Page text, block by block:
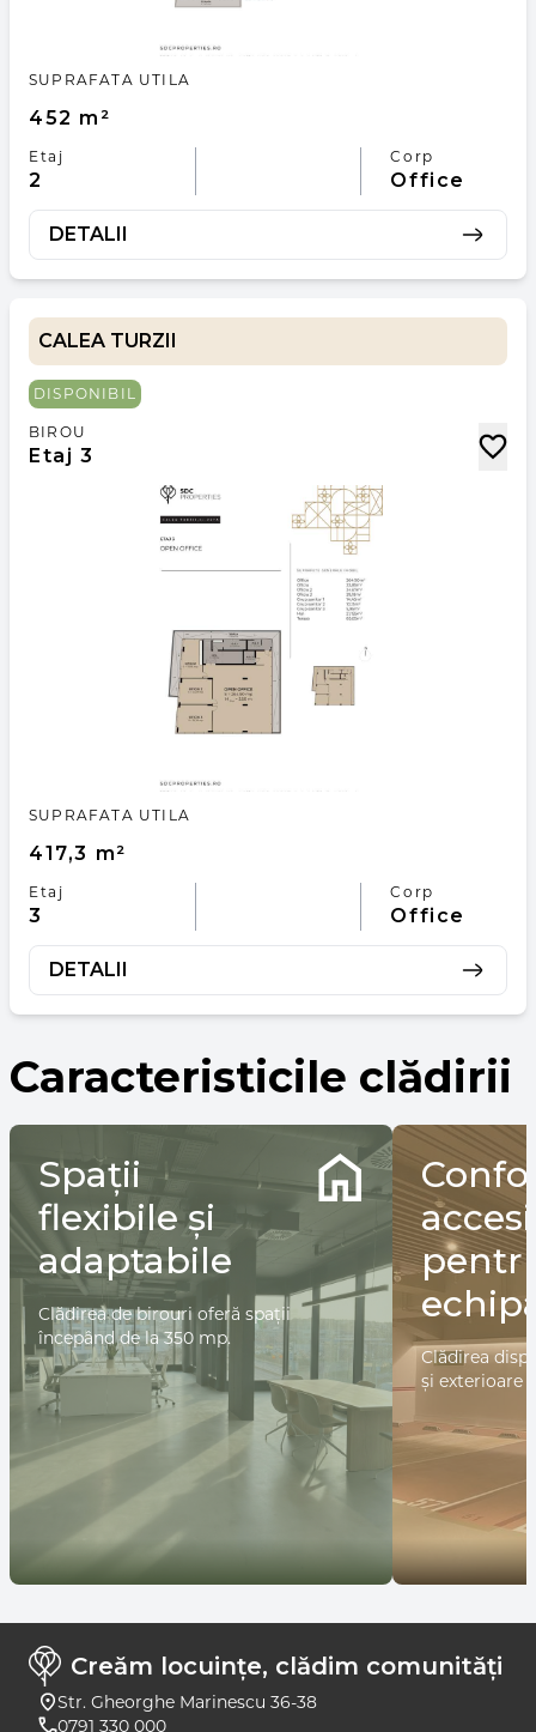
SUPRAFATA UTILA
452 m²
Etaj
2 Office
DETALII
CALEA TURZII
SUPRAFATA UTILA
417,3 m²
Etaj
3 Office
DETALII
Caracteristicile clădirii
Spații
flexibile și
adaptabile
Clădirea de birouri oferă spații
începând de la 350 mp.
Clădirea
și